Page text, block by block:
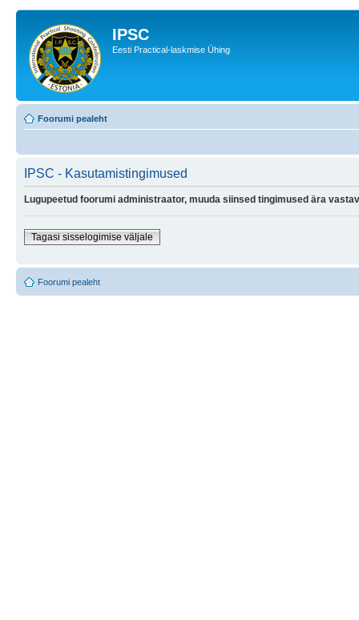
IPSC
Eesti Practical-laskmise Ühing
Foorumi pealeht
IPSC - Kasutamistingimused
Lugupeetud foorumi administraator, muuda siinsed tingimused ära
Tagasi sisselogimise väljale
Foorumi pealeht